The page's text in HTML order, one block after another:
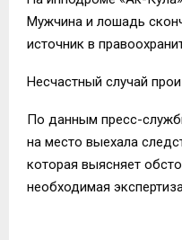
Мужчина и лошадь
источник в
Несчастный случай
По данным пресс-
на место выехала
которая выясняет
необходимая